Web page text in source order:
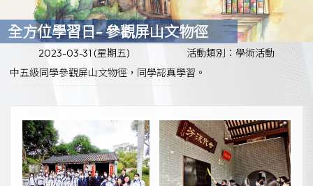
全方位學習日- 參觀屏山文物徑
2023-03-31 (星期五)
活動類別：學術活動
中五級同學參觀屏山文物徑，同學認真學習。